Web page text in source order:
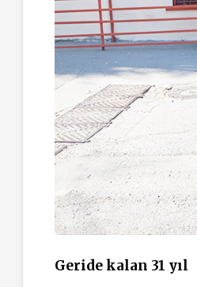
Geride kalan 31 yıl